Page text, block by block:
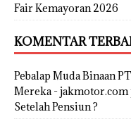
Fair Kemayoran 2026
KOMENTAR
Pebalap Muda Binaan
Mereka - jakmotor.com
Setelah Pensiun ?